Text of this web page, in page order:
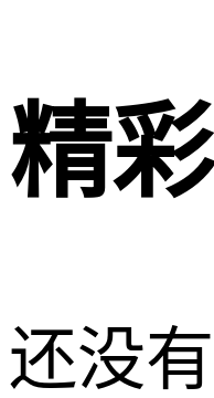
精
还没